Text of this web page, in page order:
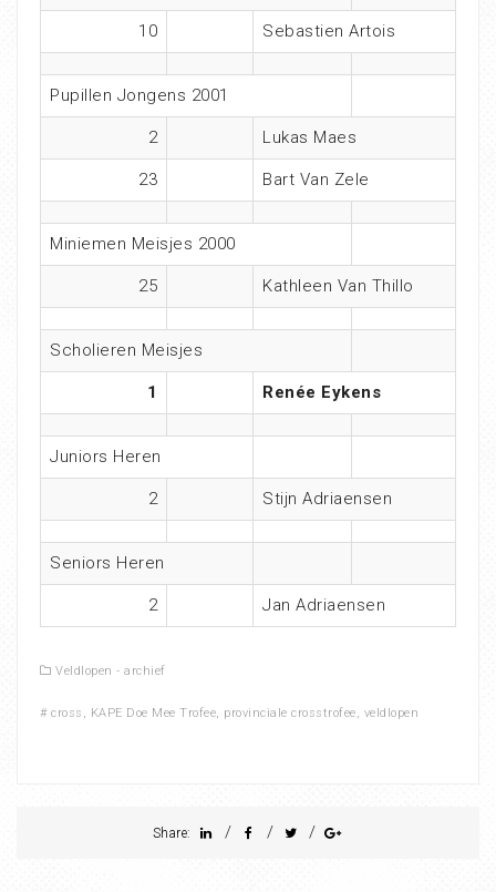
10 Sebastien Artois
Pupillen Jongens 2001
2 Lukas Maes
23 Bart Van Zele
Miniemen Meisjes 2000
25 Kathleen Van Thillo
Scholieren Meisjes
1 Renée Eykens
Juniors Heren
2 Stijn Adriaensen
Seniors Heren
2 Jan Adriaensen
Veldlopen - archief
# cross , KAPE Doe Mee Trofee, provinciale crosstrofee, veldlopen
Share: / / /